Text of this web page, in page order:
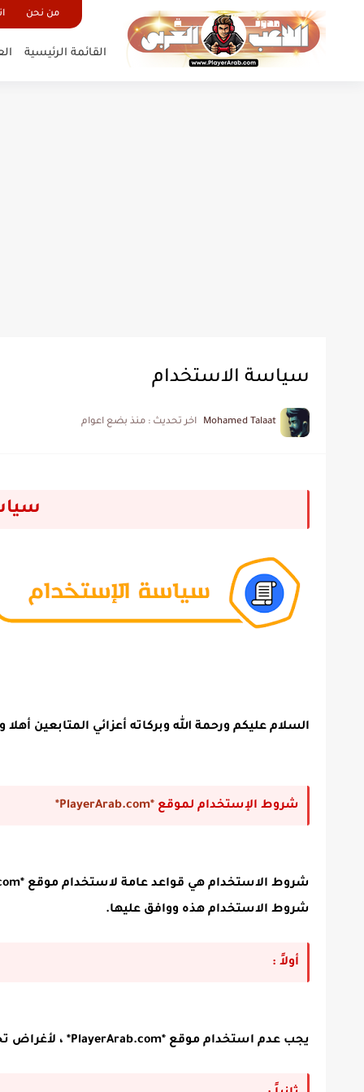
من نحن
القائمة الرئيسية
سياسة الاستخدام
Mohamed Talaat اخر تحديث : منذ بضع اعوام
السلام عليكم ورحمة الله وبركاته أعزائي المتابعين
شروط الإستخدام لموقع *PlayerArab.com*
شروط الاستخدام هذه ووافق عليها.
أولاً :
يجب عدم استخدام موقع *PlayerArab.com* ، لأغراض تخالف الشرع و الشروط والأحكام .